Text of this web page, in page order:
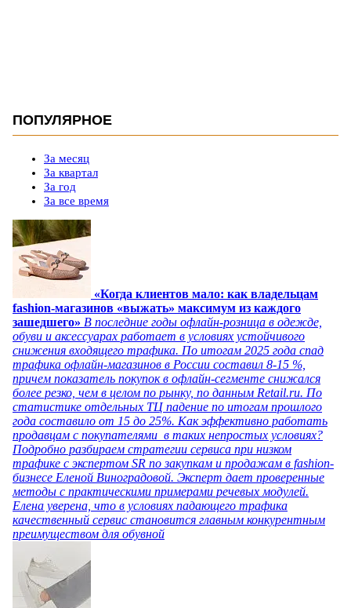
ПОПУЛЯРНОЕ
За месяц
За квартал
За год
За все время
«Когда клиентов мало: как владельцам
fashion-магазинов «выжать» максимум из каждого
зашедшего» В последние годы офлайн-розница в одежде,
обуви и аксессуарах работает в условиях устойчивого
снижения входящего трафика. По итогам 2025 года спад
трафика офлайн-магазинов в России составил 8-15 %,
причем показатель покупок в офлайн-сегменте снижался
более резко, чем в целом по рынку, по данным Retail.ru. По
статистике отдельных ТЦ падение по итогам прошлого
года составило от 15 до 25%. Как эффективно работать
продавцам с покупателями в таких непростых условиях?
Подробно разбираем стратегии сервиса при низком
трафике с экспертом SR по закупкам и продажам в fashion-
бизнесе Еленой Виноградовой. Эксперт дает проверенные
методы с практическими примерами речевых модулей.
Елена уверена, что в условиях падающего трафика
качественный сервис становится главным конкурентным
преимуществом для обувной